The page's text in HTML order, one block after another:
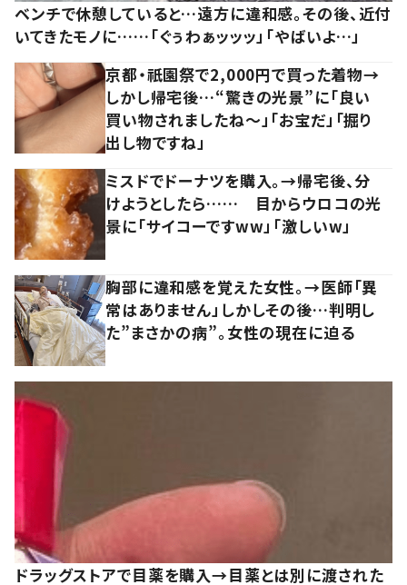
ベンチで休憩していると…遠方に違和感。その後、近付
いてきたモノに……「ぐぅわぁッッッ」「やばいよ…」
京都・祇園祭で2,000円で買った着物→
しかし帰宅後…“驚きの光景”に「良い
買い物されましたね～」「お宝だ」「掘り
出し物ですね」
ミスドでドーナツを購入。→帰宅後、分
けようとしたら…… 目からウロコの光
景に「サイコーですww」「激しいw」
胸部に違和感を覚えた女性。→医師「異
常はありません」しかしその後…判明し
た”まさかの病”。女性の現在に迫る
ドラッグストアで目薬を購入→目薬とは別に渡された